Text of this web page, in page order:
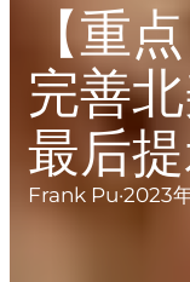
【重
完善
最后
Frank Pu·2023